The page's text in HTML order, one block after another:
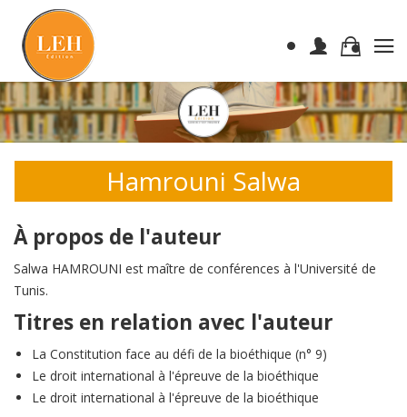
Hamrouni Salwa
À propos de l'auteur
Salwa HAMROUNI est maître de conférences à l'Université de
Tunis.
Titres en relation avec l'auteur
La Constitution face au défi de la bioéthique (n° 9)
Le droit international à l'épreuve de la bioéthique
Le droit international à l'épreuve de la bioéthique